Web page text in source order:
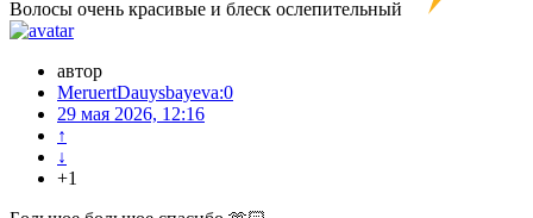
Волосы очень красивые и блеск ослепительный
автор
MeruertDauysbayeva:0
29 мая 2026, 12:16
↑
↓
+1